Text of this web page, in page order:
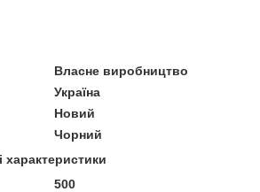
Власне виробництво
Україна
Новий
Чорний
характеристики
500